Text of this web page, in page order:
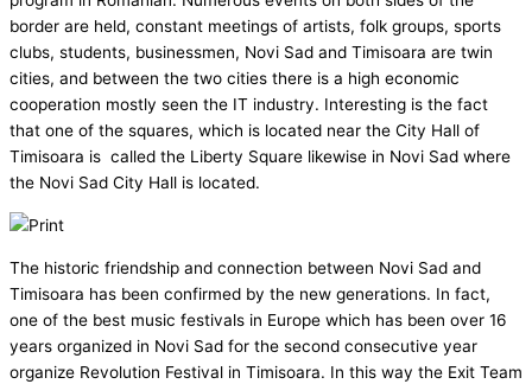
border are held, constant meetings of artists, folk groups, sports
clubs, students, businessmen, Novi Sad and Timisoara are twin
cities, and between the two cities there is a high economic
cooperation mostly seen the IT industry. Interesting is the fact
that one of the squares, which is located near the City Hall of
Timisoara is called the Liberty Square likewise in Novi Sad where
the Novi Sad City Hall is located.
The historic friendship and connection between Novi Sad and
Timisoara has been confirmed by the new generations. In fact,
one of the best music festivals in Europe which has been over 16
years organized in Novi Sad for the second consecutive year
organize Revolution Festival in Timisoara. In this way the Exit Team